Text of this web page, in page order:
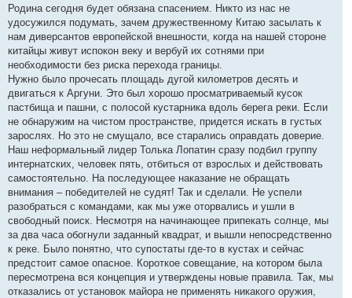
Родина сегодня будет обязана спасением. Никто из нас не
удосужился подумать, зачем дружественному Китаю засылать к
нам диверсантов европейской внешности, когда на нашей стороне
китайцы живут испокон веку и вербуй их сотнями при
необходимости без риска перехода границы.
Нужно было прочесать площадь дугой километров десять и
двигаться к Аргуни. Это был хорошо просматриваемый кусок
пастбища и пашни, с полосой кустарника вдоль берега реки. Если
не обнаружим на чистом пространстве, придется искать в густых
зарослях. Но это не смущало, все старались оправдать доверие.
Наш неформальный лидер Толька Лопатин сразу подбил группу
интернатских, человек пять, отбиться от взрослых и действовать
самостоятельно. На последующее наказание не обращать
внимания – победителей не судят! Так и сделали. Не успели
разобраться с командами, как мы уже оторвались и ушли в
свободный поиск. Несмотря на начинающее припекать солнце, мы
за два часа обогнули заданный квадрат, и вышли непосредственно
к реке. Было понятно, что супостаты где-то в кустах и сейчас
предстоит самое опасное. Короткое совещание, на котором была
пересмотрена вся концепция и утверждены новые правила. Так, мы
отказались от установок майора не применять никакого оружия,